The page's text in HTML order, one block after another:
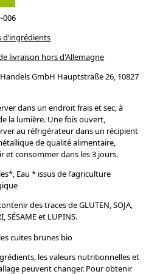
006
d’ingrédients
livraison hors d'Allemagne
GmbH Hauptstraße 26, 10827
dans un endroit frais et sec, à
la lumière. Une fois ouvert,
au réfrigérateur dans un récipient
de qualité alimentaire,
et consommer dans les 3 jours.
Eau * issus de l'agriculture
des traces de GLUTEN, SOJA,
SÉSAME et LUPINS.
cuites brunes bio
les valeurs nutritionnelles et
peuvent changer. Pour obtenir